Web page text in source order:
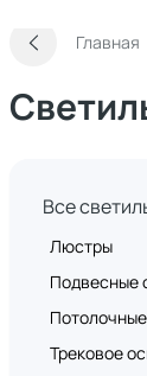
Главная
Все
Люстры
Подвесные
Трековое